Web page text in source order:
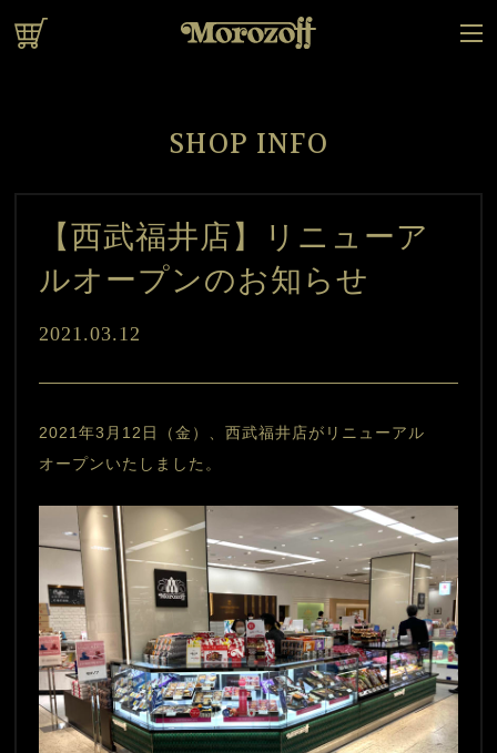
SHOP INFO
【西武福井店】リニューア
ルオープンのお知らせ
2021.03.12
2021年3月12日（金）、西武福井店がリニューアル
オープンいたしました。